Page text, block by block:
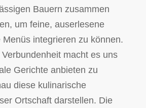
Bauern zusammen
um feine, auserlesene
Menüs integrieren zu können.
macht es uns
Gerichte anbieten zu
diese kulinarische
Ortschaft darstellen. Die